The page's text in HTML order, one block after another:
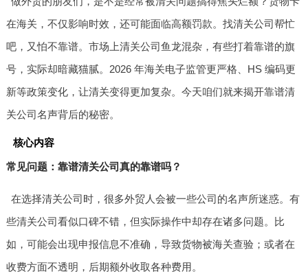
在海关，不仅影响时效，还可能面临高额罚款。找清关公司帮忙
吧，又怕不靠谱。市场上清关公司鱼龙混杂，有些打着靠谱的旗
号，实际却暗藏猫腻。2026 年海关电子监管更严格、HS 编码更
新等政策变化，让清关变得更加复杂。今天咱们就来揭开靠谱清
关公司名声背后的秘密。
核心内容
常见问题：靠谱清关公司真的靠谱吗？
在选择清关公司时，很多外贸人会被一些公司的名声所迷惑。有
些清关公司看似口碑不错，但实际操作中却存在诸多问题。比
如，可能会出现申报信息不准确，导致货物被海关查验；或者在
收费方面不透明，后期额外收取各种费用。